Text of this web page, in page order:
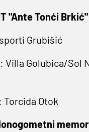
"Ante Tonći
Grubišić
: Villa Golubica/Sol
: Torcida Otok